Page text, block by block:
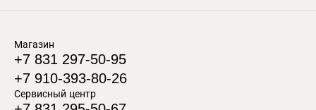
Магазин
+7 831 297-50-95
+7 910-393-80-26
Сервисный центр